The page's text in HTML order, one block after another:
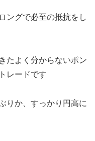
ングで必至の抵抗をし
たよく分からないポン
レードです
りか、すっかり円高に